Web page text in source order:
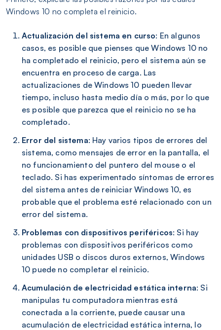
Windows 10 no completa el reinicio.
Actualización del sistema en curso: En algunos
casos, es posible que pienses que Windows 10 no
ha completado el reinicio, pero el sistema aún se
encuentra en proceso de carga. Las
actualizaciones de Windows 10 pueden llevar
tiempo, incluso hasta medio día o más, por lo que
es posible que parezca que el reinicio no se ha
completado.
Error del sistema: Hay varios tipos de errores del
sistema, como mensajes de error en la pantalla, el
no funcionamiento del puntero del mouse o el
teclado. Si has experimentado síntomas de errores
del sistema antes de reiniciar Windows 10, es
probable que el problema esté relacionado con un
error del sistema.
Problemas con dispositivos periféricos: Si hay
problemas con dispositivos periféricos como
unidades USB o discos duros externos, Windows
10 puede no completar el reinicio.
Acumulación de electricidad estática interna: Si
manipulas tu computadora mientras está
conectada a la corriente, puede causar una
acumulación de electricidad estática interna, lo